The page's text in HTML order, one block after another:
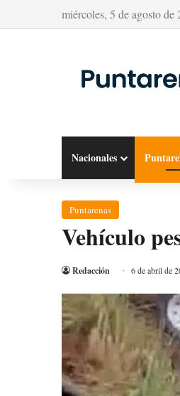
miércoles, 5 de agosto de
Nacionales
Puntarenas
Vehículo
Redacción 6 de abril de